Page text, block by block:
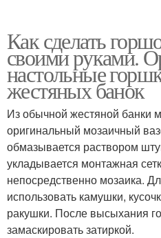
Как сделать
своими руками.
настольные
жестяных банок
Из обычной жестяной банки
оригинальный мозаичный
обмазывается раствором
укладывается монтажная
непосредственно мозаика.
использовать камушки,
ракушки. После высыхания
замаскировать затиркой.